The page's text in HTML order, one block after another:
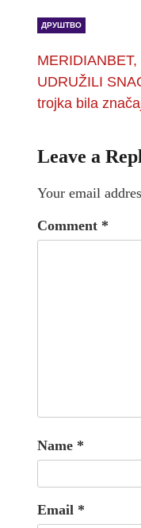
ДРУШТВО
UDRUŽILI
trojka bila
Leave a
Your email
Comment *
Name *
Email *